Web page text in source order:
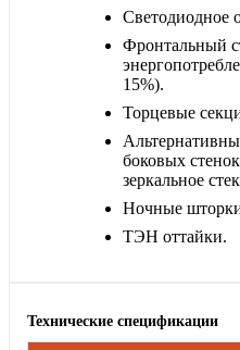
Светодиодное
Фронтальный
15%).
Торцевые
боковых
зеркальное
Ночные
ТЭН оттайки.
Технические спецификации